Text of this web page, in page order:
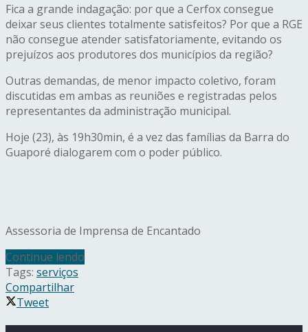
Fica a grande indagação: por que a Cerfox consegue
deixar seus clientes totalmente satisfeitos? Por que a RGE
não consegue atender satisfatoriamente, evitando os
prejuízos aos produtores dos municípios da região?
Outras demandas, de menor impacto coletivo, foram
discutidas em ambas as reuniões e registradas pelos
representantes da administração municipal.
Hoje (23), às 19h30min, é a vez das famílias da Barra do
Guaporé dialogarem com o poder público.
Assessoria de Imprensa de Encantado
Continue lendo
Tags: serviços
Compartilhar
Tweet